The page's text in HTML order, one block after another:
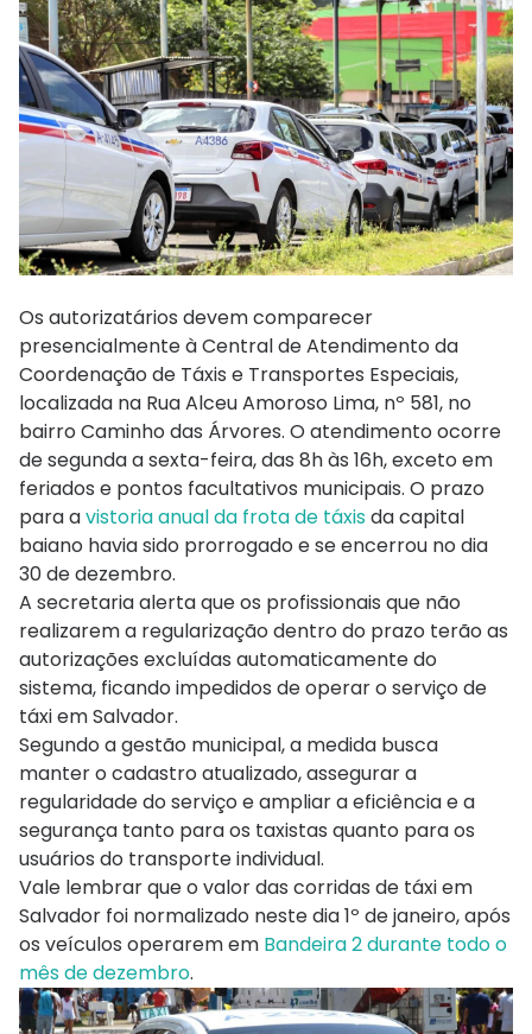
Os autorizatários devem comparecer
presencialmente à Central de Atendimento da
Coordenação de Táxis e Transportes Especiais,
localizada na Rua Alceu Amoroso Lima, nº 581, no
bairro Caminho das Árvores. O atendimento ocorre
de segunda a sexta-feira, das 8h às 16h, exceto em
feriados e pontos facultativos municipais. O prazo
para avistoria anual da frota de táxisda capital
baiano havia sido prorrogado e se encerrou no dia
30 de dezembro.
A secretaria alerta que os profissionais que não
realizarem a regularização dentro do prazo terão as
autorizações excluídas automaticamente do
sistema, ficando impedidos de operar o serviço de
táxi em Salvador.
Segundo a gestão municipal, a medida busca
manter o cadastro atualizado, assegurar a
regularidade do serviço e ampliar a eficiência e a
segurança tanto para os taxistas quanto para os
usuários do transporte individual.
Vale lembrar que o valor das corridas de táxi em
Salvador foi normalizado neste dia 1º de janeiro, após
os veículos operarem em Bandeira 2 durante todo o
mês de dezembro.